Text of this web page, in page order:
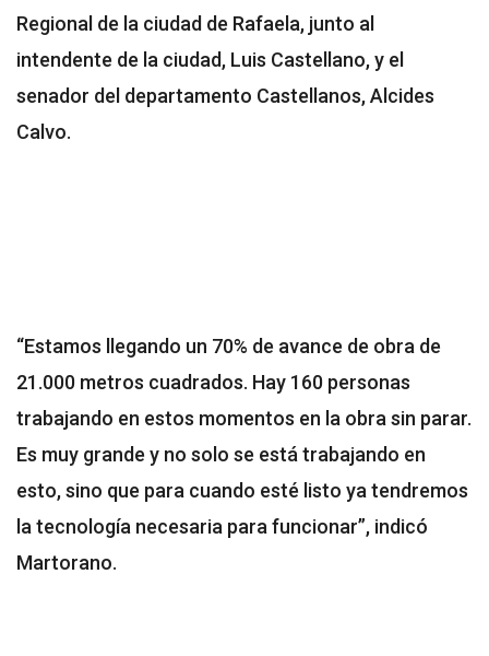
Regional de la ciudad de Rafaela, junto al
intendente de la ciudad, Luis Castellano, y el
senador del departamento Castellanos, Alcides
Calvo.
“Estamos llegando un 70% de avance de obra de
21.000 metros cuadrados. Hay 160 personas
trabajando en estos momentos en la obra sin parar.
Es muy grande y no solo se está trabajando en
esto, sino que para cuando esté listo ya tendremos
la tecnología necesaria para funcionar”, indicó
Martorano.